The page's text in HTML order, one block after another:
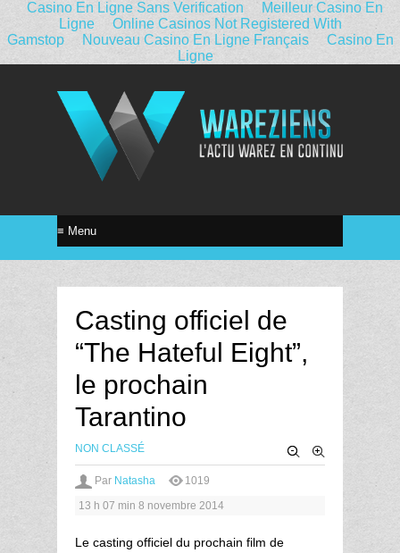
Casino En Ligne Sans Verification
Meilleur Casino En
Ligne
Online Casinos Not Registered With
Gamstop
Nouveau Casino En Ligne Français
Casino En
Ligne
Casting officiel de
“The Hateful Eight”,
le prochain
Tarantino
NON CLASSÉ
Par Natasha
1019
13 h 07 min 8 novembre 2014
Le casting officiel du prochain film de